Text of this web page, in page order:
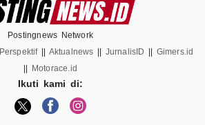
Postingnews Network
Perspektif|| Aktualnews JurnalisID
Gimers.id
Motorace.id
Ikuti kami di: